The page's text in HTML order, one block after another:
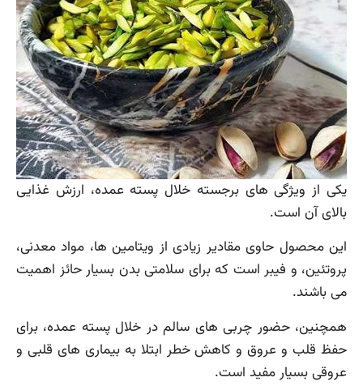
یکی از ویژگی های برجسته خلال پسته عمده، ارزش غذایی
بالای آن است.
این محصول حاوی مقادیر زیادی از ویتامین ها، مواد معدنی،
پروتئین، و فیبر است که برای سلامتی بدن بسیار حائز اهمیت
می باشند.
همچنین، حضور چربی های سالم در خلال پسته عمده، برای
حفظ قلب و عروق و کاهش خطر ابتلا به بیماری های قلبی و
عروقی بسیار مفید است.